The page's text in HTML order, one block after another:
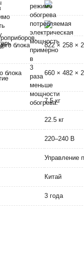
блока
822 × 258 ×
блока
660 × 482 ×
7.5 кг
22.5 кг
220–240 В
Управление
Китай
3 года